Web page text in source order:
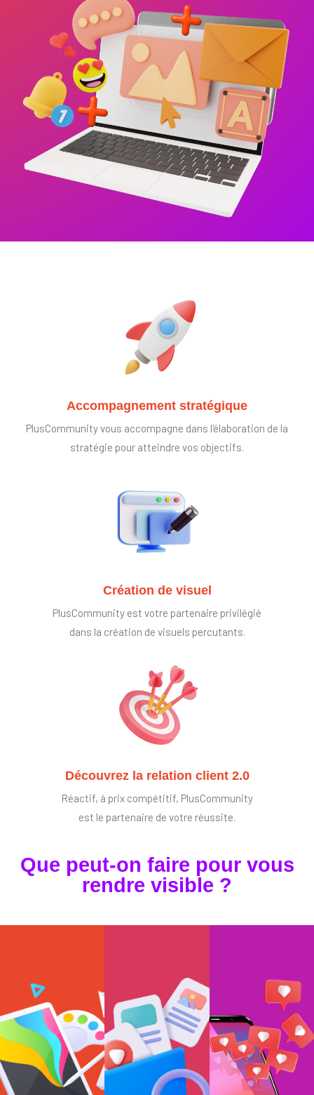
Accompagnement stratégique
PlusCommunity vous accompagne dans l'élaboration de la
stratégie pour atteindre vos objectifs.
Création de visuel
PlusCommunity est votre partenaire privilégié
dans la création de visuels percutants.
Découvrez la relation client 2.0
Réactif, à prix compétitif, PlusCommunity
est le partenaire de votre réussite.
Que peut-on faire pour vous
rendre visible ?